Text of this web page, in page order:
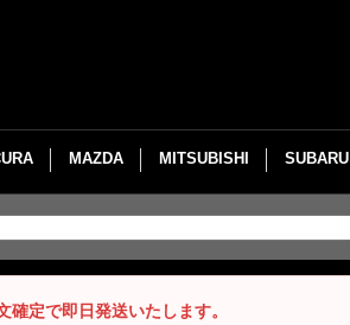
MAZDA MITSUBISHI SUBARU
定で即日発送いたします。